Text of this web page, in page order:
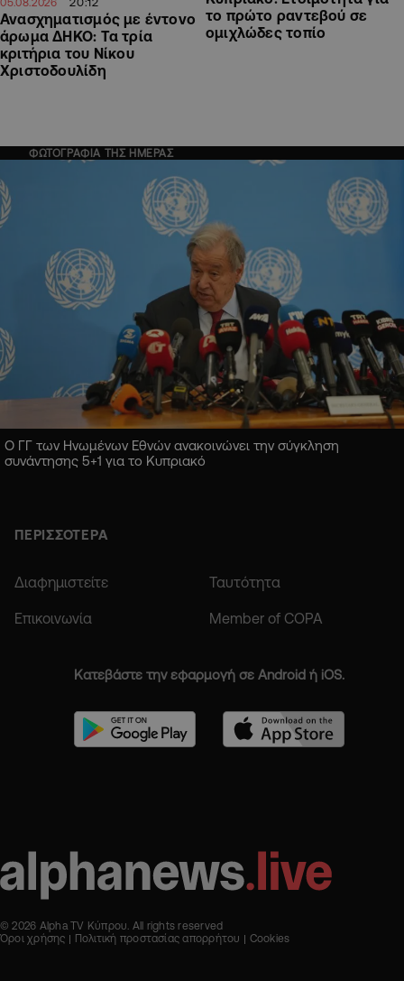
Ανασχηματισμός με έντονο
άρωμα ΔΗΚΟ: Τα τρία
κριτήρια του Νίκου
Χριστοδουλίδη
το πρώτο ραντεβού σε
ομιχλώδες τοπίο
ΦΩΤΟΓΡΑΦΙΑ ΤΗΣ ΗΜΕΡΑΣ
Ο ΓΓ των Ηνωμένων Εθνών ανακοινώνει την σύγκληση
συνάντησης 5+1 για το Κυπριακό
ΠΕΡΙΣΣΟΤΕΡΑ
Διαφημιστείτε Ταυτότητα
Επικοινωνία Member of COPA
Κατεβάστε την εφαρμογή σε Android ή iOS.
© 2026 Alpha TV Κύπρου. All rights reserved
Όροι χρήσης
Πολιτική προστασίας απορρήτου Cookies